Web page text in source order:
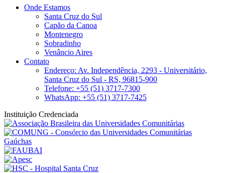
Onde Estamos
Santa Cruz do Sul
Capão da Canoa
Montenegro
Sobradinho
Venâncio Aires
Contato
Endereço: Av. Independência, 2293 - Universitário,
Santa Cruz do Sul - RS, 96815-900
Telefone: +55 (51) 3717-7300
WhatsApp: +55 (51) 3717-7425
Instituição Credenciada